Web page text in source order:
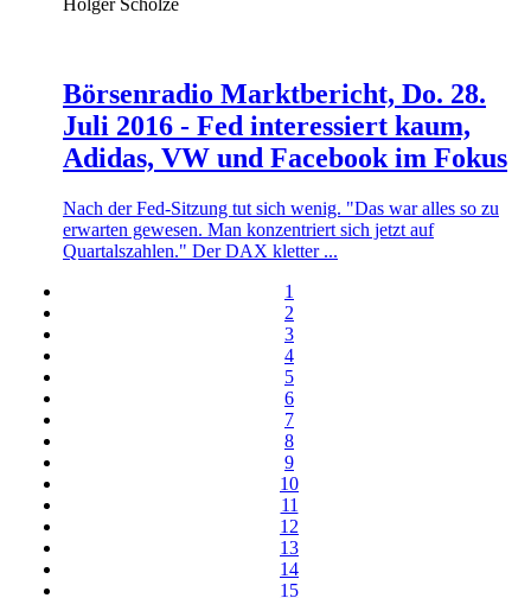
Börsenradio Marktbericht, Do. 28.
Juli 2016 - Fed interessiert kaum,
Adidas, VW und Facebook im Fokus
Nach der Fed-Sitzung tut sich wenig. "Das war alles so zu
erwarten gewesen. Man konzentriert sich jetzt auf
Quartalszahlen." Der DAX kletter ...
1
2
3
4
5
6
7
8
9
10
11
12
13
14
15